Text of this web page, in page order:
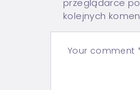
kolejnych